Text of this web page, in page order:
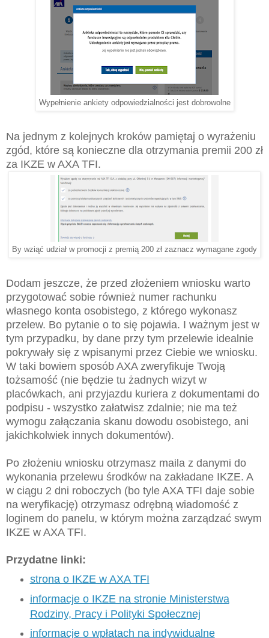
Wypełnienie ankiety odpowiedzialności jest dobrowolne
Na jednym z kolejnych kroków pamiętaj o wyrażeniu
zgód, które są konieczne dla otrzymania premii 200 zł
za IKZE w AXA TFI.
By wziąć udział w promocji z premią 200 zł zaznacz wymagane zgody
Dodam jeszcze, że przed złożeniem wniosku warto
przygotować sobie również numer rachunku
własnego konta osobistego, z którego wykonasz
przelew. Bo pytanie o to się pojawia. I ważnym jest w
tym przypadku, by dane przy tym przelewie idealnie
pokrywały się z wpisanymi przez Ciebie we wniosku.
W taki bowiem sposób AXA zweryfikuje Twoją
tożsamość (nie będzie tu żadnych wizyt w
placówkach, ani przyjazdu kuriera z dokumentami do
podpisu - wszystko załatwisz zdalnie; nie ma też
wymogu załączania skanu dowodu osobistego, ani
jakichkolwiek innych dokumentów).
Po złożeniu wniosku otrzymasz maila z danymi do
wykonania przelewu środków na zakładane IKZE. A
w ciągu 2 dni roboczych (bo tyle AXA TFI daje sobie
na weryfikację) otrzymasz odrębną wiadomość z
loginem do panelu, w którym można zarządzać swym
IKZE w AXA TFI.
Przydatne linki:
strona o IKZE w AXA TFI
informacje o IKZE na stronie Ministerstwa
Rodziny, Pracy i Polityki Społecznej
informacje o wpłatach na indywidualne